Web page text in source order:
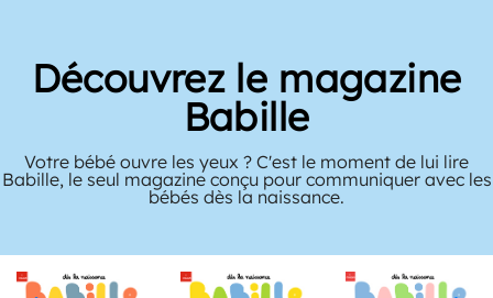
Découvrez le magazine
Babille
Votre bébé ouvre les yeux ? C'est le moment de lui lire
Babille, le seul magazine conçu pour communiquer avec les
bébés dès la naissance.